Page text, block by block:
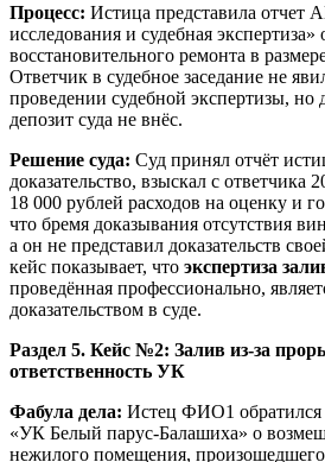
Процесс: Истица представила отчет
исследования и судебная экспертиза»
восстановительного ремонта в
Ответчик в судебное заседание не
проведении судебной экспертизы, но
депозит суда не внёс.
Решение суда: Суд принял отчёт
доказательство, взыскал с ответчика
18 000 рублей расходов на оценку и
что бремя доказывания отсутствия
а он не представил доказательств
кейс показывает, что экспертиза
проведённая профессионально,
доказательством в суде.
Раздел 5. Кейс №2: Залив из-за
ответственность УК
Фабула дела: Истец ФИО1
«УК Белый парус-Балашиха» о
нежилого помещения,